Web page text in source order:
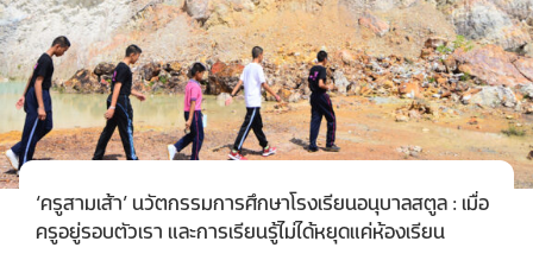
‘ครูสามเส้า’ นวัตกรรมการศึกษาโรงเรียนอนุบาลสตูล : เมื่อ
ครูอยู่รอบตัวเรา และการเรียนรู้ไม่ได้หยุดแค่ห้องเรียน